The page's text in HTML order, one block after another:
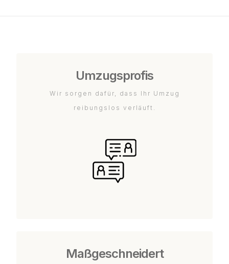
Umzugsprofis
Wir sorgen dafür, dass Ihr Umzug
reibungslos verläuft.
Maßgeschneidert